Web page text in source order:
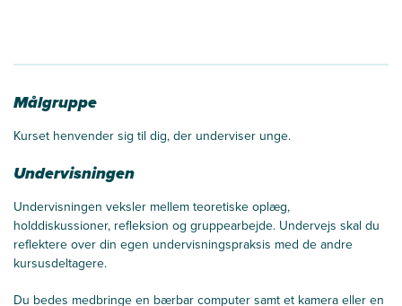
Målgruppe
Kurset henvender sig til dig, der underviser unge.
Undervisningen
Undervisningen veksler mellem teoretiske oplæg,
holddiskussioner, refleksion og gruppearbejde. Undervejs skal du
reflektere over din egen undervisningspraksis med de andre
kursusdeltagere.
Du bedes medbringe en bærbar computer samt et kamera eller en